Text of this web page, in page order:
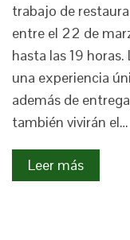
trabajo de
entre el 22 de
hasta las 19
una experiencia
además de
también vivirán el…
Leer más